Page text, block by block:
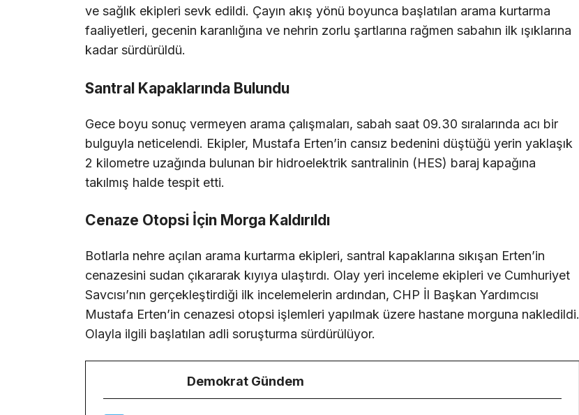
ve sağlık ekipleri sevk edildi. Çayın akış yönü boyunca başlatılan arama kurtarma
faaliyetleri, gecenin karanlığına ve nehrin zorlu şartlarına rağmen sabahın ilk ışıklarına
kadar sürdürüldü.
Santral Kapaklarında Bulundu
Gece boyu sonuç vermeyen arama çalışmaları, sabah saat 09.30 sıralarında acı bir
bulguyla neticelendi. Ekipler, Mustafa Erten’in cansız bedenini düştüğü yerin yaklaşık
2 kilometre uzağında bulunan bir hidroelektrik santralinin (HES) baraj kapağına
takılmış halde tespit etti.
Cenaze Otopsi İçin Morga Kaldırıldı
Botlarla nehre açılan arama kurtarma ekipleri, santral kapaklarına sıkışan Erten’in
cenazesini sudan çıkararak kıyıya ulaştırdı. Olay yeri inceleme ekipleri ve Cumhuriyet
Savcısı’nın gerçekleştirdiği ilk incelemelerin ardından, CHP İl Başkan Yardımcısı
Mustafa Erten’in cenazesi otopsi işlemleri yapılmak üzere hastane morguna nakledildi.
Olayla ilgili başlatılan adli soruşturma sürdürülüyor.
Demokrat Gündem